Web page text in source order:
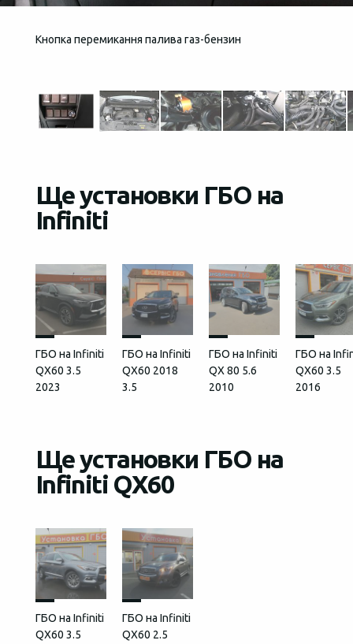
Кнопка перемикання палива газ-бензин
Ще установки ГБО на
Infiniti
ГБО на Infiniti
QX60 3.5
2023
ГБО на Infiniti
QX60 2018
3.5
ГБО на Infiniti
QX 80 5.6
2010
ГБО на
QX60 3.5
2016
Ще установки ГБО на
Infiniti QX60
ГБО на Infiniti
QX60 3.5
ГБО на Infiniti
QX60 2.5